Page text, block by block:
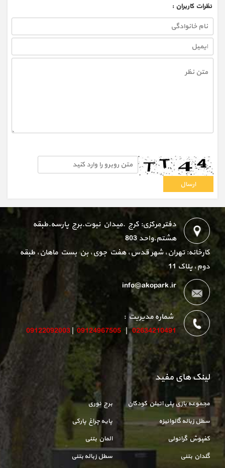
نظرات كاربران :
دفتر مرکزی: کرج .میدان نبوت.برج پارسه.طبقه
هشتم.واحد 803
کارخانه: تهران، شهر قدس، هفت جوی، بن بست ماهان، طبقه
دوم، پلاک 11
info@akopark.ir
شماره مدیریت :
02634210491
|
09124967505
|
09122092003
لینک های مفید
مجموعه بازی پلی اتیلن کودکان
برج نوری
سطل زباله گالوانیزه
پایه چراغ پارکی
کفپوش گرانولی
المان بتنی
گلدان بتنی
سطل زباله بتنی